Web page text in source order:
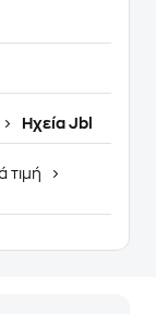
Ηχεία Jbl
τιμή